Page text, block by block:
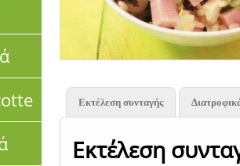
Εκτέλεση συνταγής
Εκτέλεση